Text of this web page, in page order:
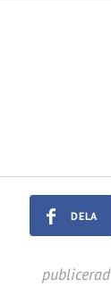
DELA
publicerad